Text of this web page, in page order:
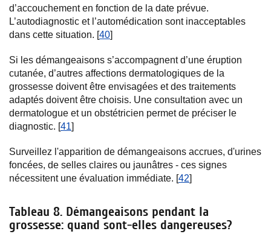
d’accouchement en fonction de la date prévue.
L’autodiagnostic et l’automédication sont inacceptables
dans cette situation. [40]
Si les démangeaisons s’accompagnent d’une éruption
cutanée, d’autres affections dermatologiques de la
grossesse doivent être envisagées et des traitements
adaptés doivent être choisis. Une consultation avec un
dermatologue et un obstétricien permet de préciser le
diagnostic. [41]
Surveillez l'apparition de démangeaisons accrues, d'urines
foncées, de selles claires ou jaunâtres - ces signes
nécessitent une évaluation immédiate. [42]
Tableau 8. Démangeaisons pendant la
grossesse: quand sont-elles dangereuses?